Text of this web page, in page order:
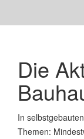
Die
In
Themen: